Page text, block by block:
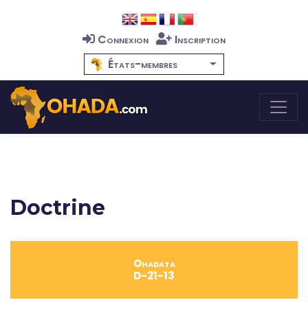
Connexion
Inscription
États-membres
Doctrine
Ohadata
D-21-13